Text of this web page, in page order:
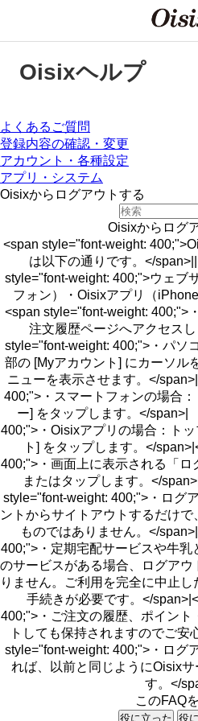
Oisixヘルプ
よくあるご質問
登録内容の確認・変更
アカウント・各種設定
アプリ・システム
Oisixからログアウトする
Oisixからログ
<span style="font-weight:
は以下の通りです。</
style="font-weight: 400;">ウェブ
フォン）・Oisixアプリ（
<span style="font-weight: 400;">
注文履歴ページへアクセス
style="font-weight: 400;">・パソ
部の [Myアカウント] にカーソル
ニューを表示させます。</
400;">・スマートフォンの場合
ー] をタップします。</
400;">・Oisixアプリの場合：ト
ト] をタップします。</
400;">・画面上に表示される「ロ
またはタップします。</
style="font-weight: 400;">・ログ
ントからサイトアウトするだけ
ものではありません。</
400;">・定期宅配サービスや牛乳
のサービスがある場合、ログア
りません。ご利用を完全に中止
手続きが必要です。</
400;">・ご注文の履歴、ポイント
トしても保持されますのでご安
style="font-weight: 400;">・ログ
れば、以前と同じようにOisix
す。</
このFAQ
役に立った 役